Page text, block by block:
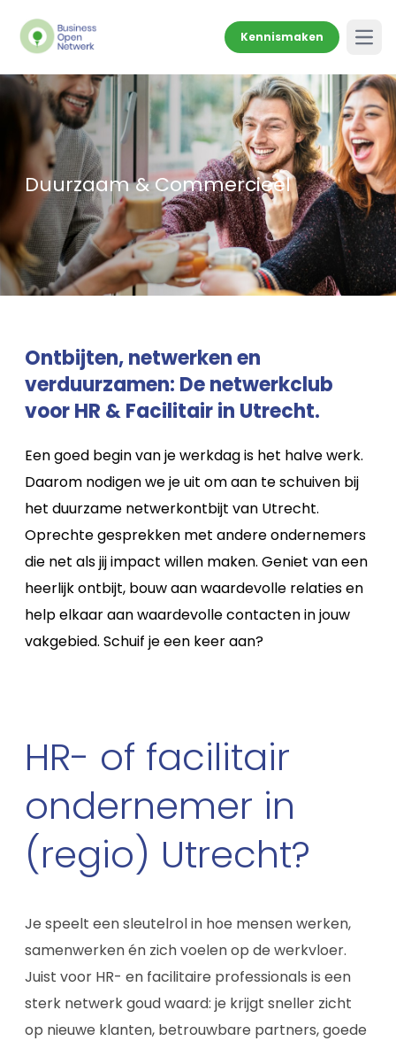
Kennismaken
Duurzaam & Commercieel
Ontbijten, netwerken en
verduurzamen: De netwerkclub
voor HR & Facilitair in Utrecht.
Een goed begin van je werkdag is het halve werk.
Daarom nodigen we je uit om aan te schuiven bij
het duurzame netwerkontbijt van Utrecht.
Oprechte gesprekken met andere ondernemers
die net als jij impact willen maken. Geniet van een
heerlijk ontbijt, bouw aan waardevolle relaties en
help elkaar aan waardevolle contacten in jouw
vakgebied. Schuif je een keer aan?
HR- of facilitair
ondernemer in
(regio) Utrecht?
Je speelt een sleutelrol in hoe mensen werken,
samenwerken én zich voelen op de werkvloer.
Juist voor HR- en facilitaire professionals is een
sterk netwerk goud waard: je krijgt sneller zicht
op nieuwe klanten, betrouwbare partners, goede